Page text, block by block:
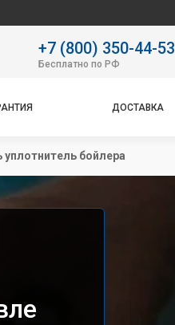
+7 (800) 350-44-53
Бесплатно по РФ
ДОСТАВКА
уплотнитель бойлера